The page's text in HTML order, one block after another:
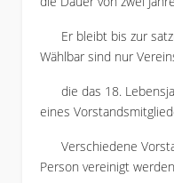
Er bleibt bis zur
Wählbar sind nur
die das 18.
eines
Verschiedene
Person vereinigt